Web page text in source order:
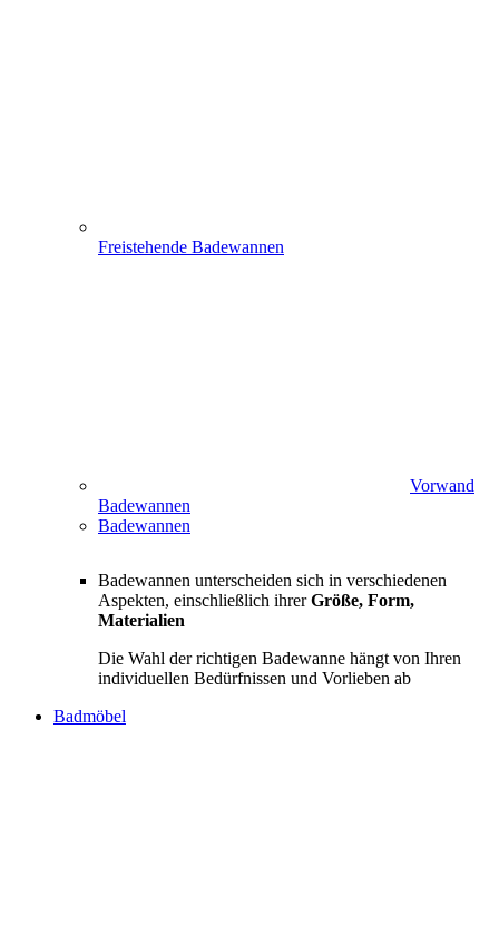
Freistehende Badewannen
Vorwand
Badewannen
Badewannen
Badewannen unterscheiden sich in verschiedenen
Aspekten, einschließlich ihrerGröße, Form,
Materialien
Die Wahl der richtigen Badewanne hängt von Ihren
individuellen Bedürfnissen und Vorlieben ab
Badmöbel